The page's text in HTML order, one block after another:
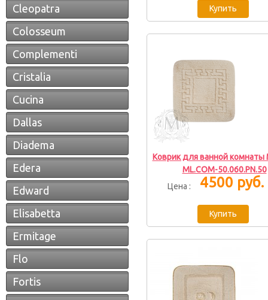
Cleopatra
Colosseum
Complementi
Cristalia
Cucina
Dallas
Diadema
Edera
Edward
Elisabetta
Ermitage
Flo
Fortis
Коврик для ванной комнаты
ML.COM-50.060.PN.50
Цена :
4500 руб.